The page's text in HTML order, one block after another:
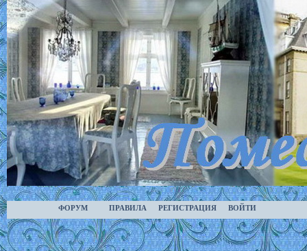
ФОРУМ ПРАВИЛА РЕГИСТРАЦИЯ ВОЙТИ